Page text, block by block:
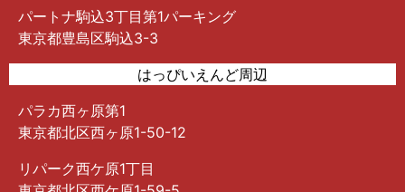
パートナ駒込3丁目第1パーキング
東京都豊島区駒込3-3
はっぴいえんど周辺
パラカ西ヶ原第1
東京都北区西ヶ原1-50-12
リパーク西ケ原1丁目